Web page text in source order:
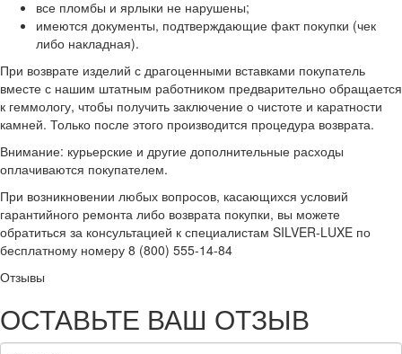
все пломбы и ярлыки не нарушены;
имеются документы, подтверждающие факт покупки (чек
либо накладная).
При возврате изделий с драгоценными вставками покупатель
вместе с нашим штатным работником предварительно обращается
к геммологу, чтобы получить заключение о чистоте и каратности
камней. Только после этого производится процедура возврата.
Внимание: курьерские и другие дополнительные расходы
оплачиваются покупателем.
При возникновении любых вопросов, касающихся условий
гарантийного ремонта либо возврата покупки, вы можете
обратиться за консультацией к специалистам SILVER-LUXE по
бесплатному номеру 8 (800) 555-14-84
Отзывы
ОСТАВЬТЕ ВАШ ОТЗЫВ